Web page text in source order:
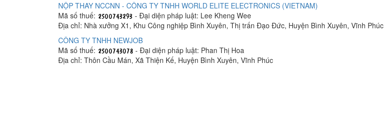
NỘP THAY NCCNN - CÔNG TY TNHH WORLD ELITE ELECTRONICS (VIETNAM)
Mã số thuế:
- Đại diện pháp luật: Lee Kheng Wee
Địa chỉ: Nhà xưởng X1, Khu Công nghiệp Bình Xuyên, Thị trấn Đạo Đức, Huyện Bình Xuyên, Vĩnh Phúc
CÔNG TY TNHH NEWJOB
Mã số thuế:
- Đại diện pháp luật: Phan Thị Hoa
Địa chỉ: Thôn Cầu Mán, Xã Thiện Kế, Huyện Bình Xuyên, Vĩnh Phúc